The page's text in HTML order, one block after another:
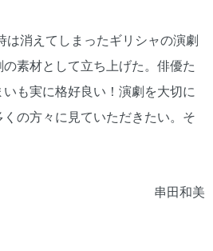
は消えてしまったギリシャの演劇
素材として立ち上げた。俳優た
も実に格好良い！演劇を大切に
の方々に見ていただきたい。そ
串田和美